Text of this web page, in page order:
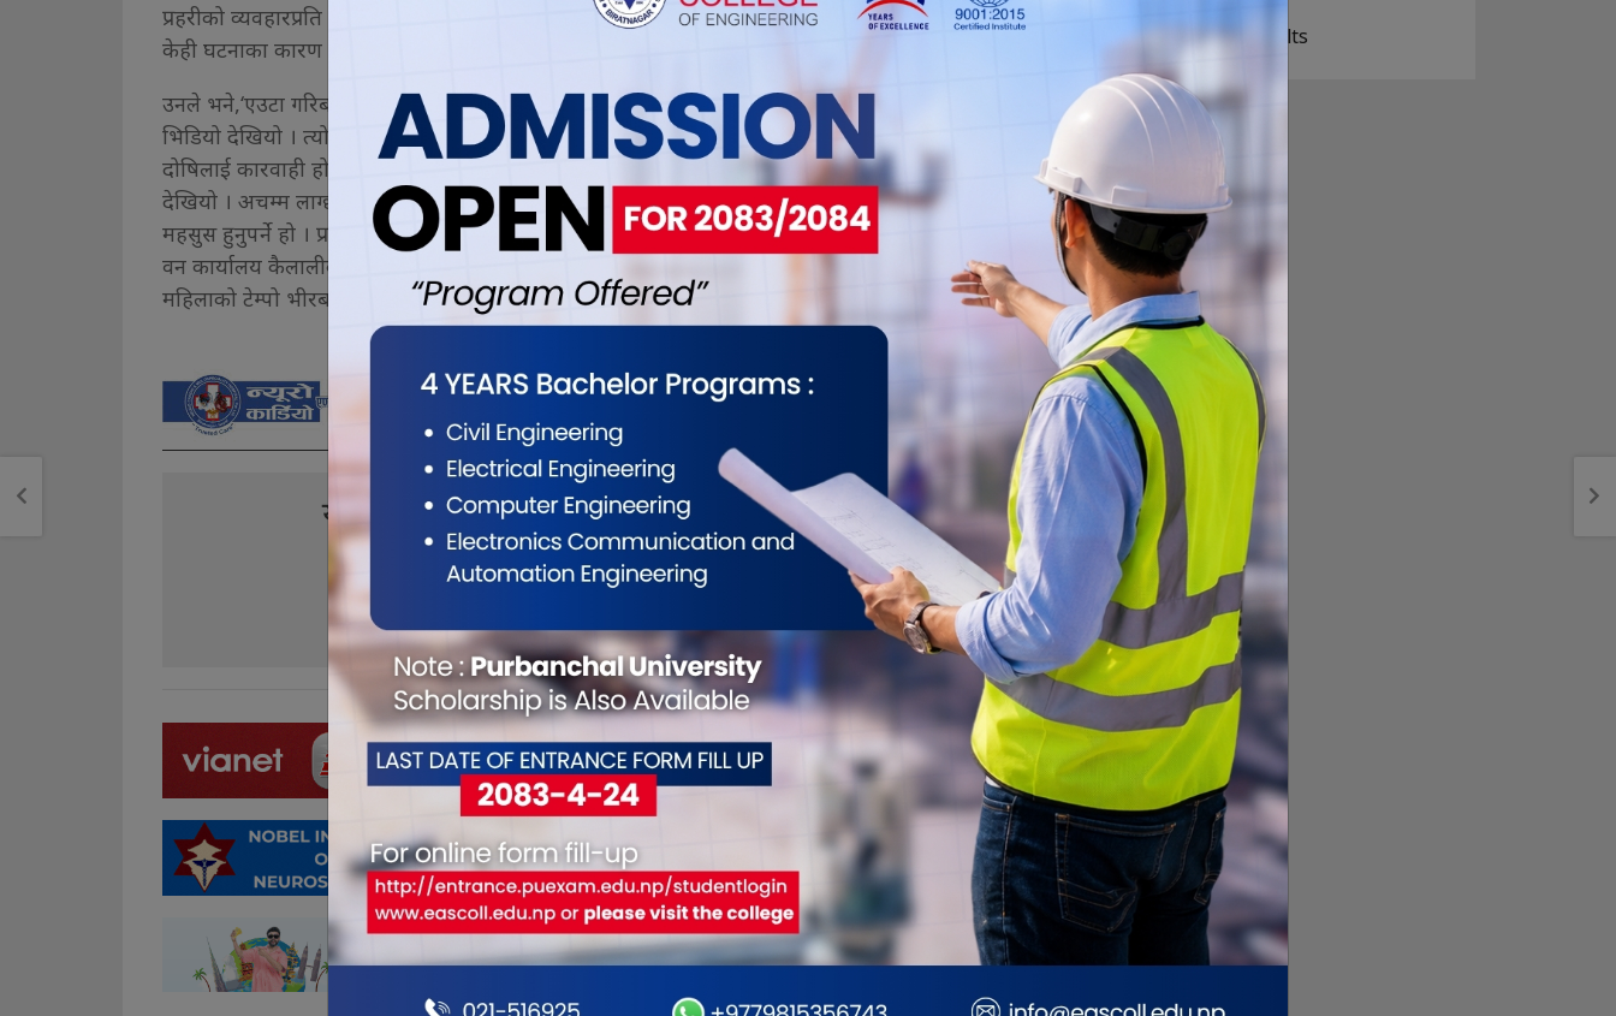
प्रहरीको व्यवहारप्रति चिन्ता व्यक्त गरे । नागरिकले प्रहरी देख्दा सुरक्षा र संरक्षणको अनुभूति गर्नुपर्ने भएपनि
केही घटनाका कारण प्रहरीप्रति डर र त्रासको वातावरण सिर्जना भएको उनको भनाइ थियो।
उनले भने,‘एउटा गरिब दुखी टेम्पो चालकको टेम्पो वन प्रहरीको उपस्थितिमा भीरबाट गुल्ट्याइदिँदै गरेको
भिडियो देखियो । त्यो दृश्यले हामी मर्माहत छौं । त्यसतर्फ गृहमन्त्रीज्यूको ध्यानाकर्षण गराउन चाहान्छु ।
दोषिलाई कारवाही होस् र क्षतिपूर्तीको व्यवस्था गरियोस् । त्यो सँगै घरको छानामा ढुंगा हान्दै गरेको पनि
देखियो । अचम्म लाग्छ, आजभोली प्रहरी यसरी उद्दण्ड भएको देख्दा । प्रहरी देख्ने वित्तिकै शान्ति सुरक्षाको
महसुस हुनुपर्ने हो । प्रहरी देख्दा डर र आतंक मान्ने वातावरण तुरुन्त सच्याइयोस् ।’ गत जेठ २९ गते डिभिजन
वन कार्यालय कैलालीका कर्मचारीले अतिक्रमण हटाउने क्रममा गोदावरी नगरपालिका वडा नम्बर ४ मा एक
महिलाको टेम्पो भीरबाट खसालिएको भिडियो सार्वजनिक भएको थियो ।
यो खबर पढेर तपाईलाई कस्तो महसुस भयो ?
0 0 0 0 0 0
View Results